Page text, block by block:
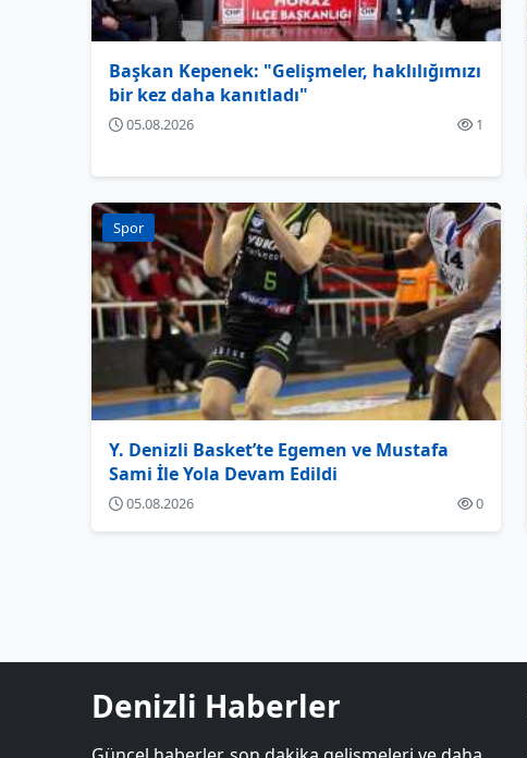
Başkan Kepenek: "Gelişmeler, haklılığımızı
bir kez daha kanıtladı"
05.08.2026 1
Spor
Y. Denizli Basket’te Egemen ve Mustafa
Sami İle Yola Devam Edildi
05.08.2026 0
Denizli Haberler